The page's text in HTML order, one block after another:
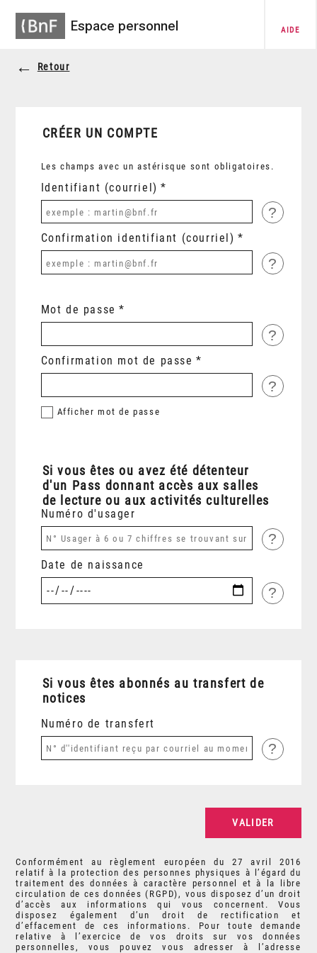
Espace personnel AIDE
Retour
CRÉER UN COMPTE
Les champs avec un astérisque sont obligatoires.
Identifiant (courriel)
?
Confirmation identifiant (courriel)
?
Mot de passe
?
Confirmation mot de passe
?
Afficher mot de passe
Si vous êtes ou avez été détenteur
d'un Pass donnant accès aux salles
de lecture ou aux activités culturelles
Numéro d'usager
?
Date de naissance
?
Si vous êtes abonnés au transfert de
notices
Numéro de transfert
?
Conformément au règlement européen du 27 avril 2016
relatif à la protection des personnes physiques à l’égard du
traitement des données à caractère personnel et à la libre
circulation de ces données (RGPD), vous disposez d’un droit
d’accès aux informations qui vous concernent. Vous
disposez également d’un droit de rectification et
d’effacement de ces informations. Pour toute demande
relative à l’exercice de vos droits sur vos données
personnelles, vous pouvez vous adresser à l’adresse